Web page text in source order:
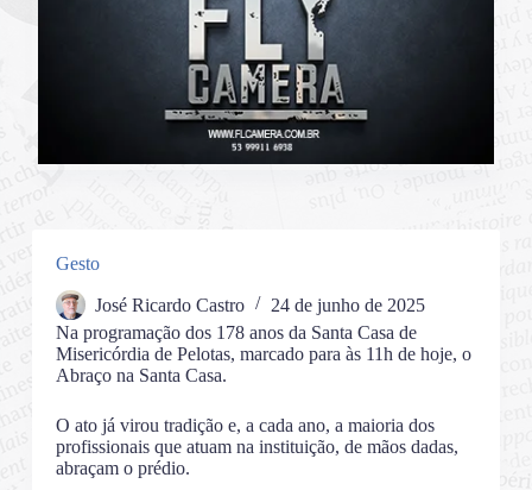
Gesto
José Ricardo Castro
24 de junho de 2025
Na programação dos 178 anos da Santa Casa de
Misericórdia de Pelotas, marcado para às 11h de hoje, o
Abraço na Santa Casa.
O ato já virou tradição e, a cada ano, a maioria dos
profissionais que atuam na instituição, de mãos dadas,
abraçam o prédio.